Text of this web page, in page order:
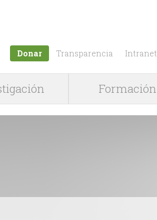
Donar Transparencia Intranet
Formación